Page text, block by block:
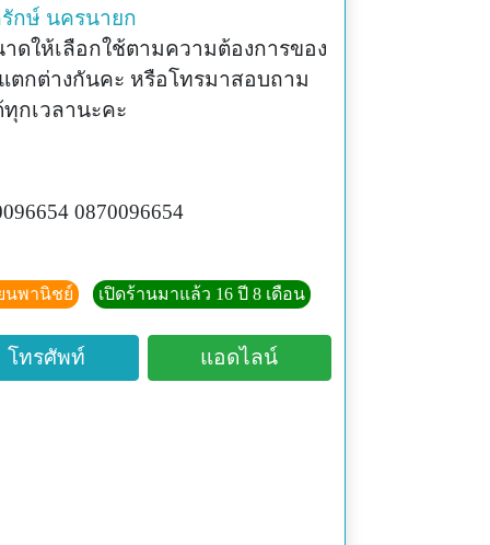
กษ์ นครนายก
ดให้เลือกใช้ตามความต้องการของ
ตกต่างกันคะ หรือโทรมาสอบถาม
กเวลานะคะ
0870096654
นพานิชย์ เปิดร้านมาแล้ว 16 ปี 8 เดือน
โทรศัพท์ แอดไลน์